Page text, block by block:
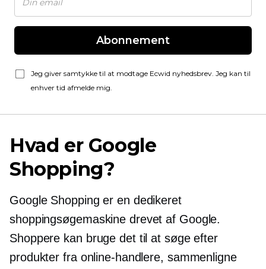
Abonnement
Jeg giver samtykke til at modtage Ecwid nyhedsbrev. Jeg kan til
enhver tid afmelde mig.
Hvad er Google
Shopping?
Google Shopping er en dedikeret
shoppingsøgemaskine drevet af Google.
Shoppere kan bruge det til at søge efter
produkter fra online-handlere, sammenligne